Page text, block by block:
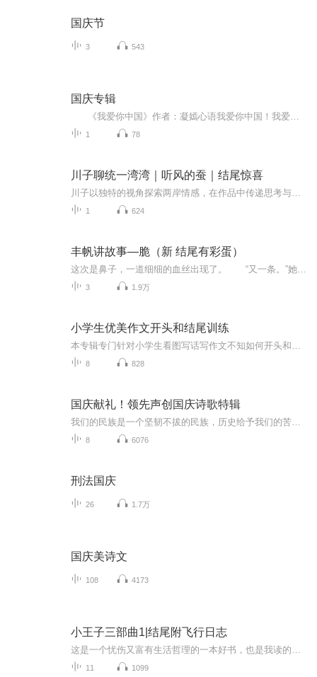
国庆节
3 543
国庆专辑
1 78
川子聊统一湾湾｜听风的蚕｜结尾惊喜
1 624
丰帆讲故事—脆（新 结尾有彩蛋）
3 1.9万
小学生优美作文开头和结尾训练
8 828
国庆献礼！领先声创国庆诗歌特辑
8 6076
刑法国庆
26 1.7万
国庆美诗文
108 4173
小王子三部曲1|结尾附飞行日志
11 1099